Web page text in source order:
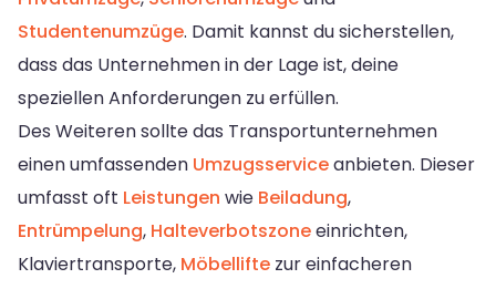
Studentenumzüge. Damit kannst du sicherstellen,
dass das Unternehmen in der Lage ist, deine
speziellen Anforderungen zu erfüllen.
Des Weiteren sollte das Transportunternehmen
einen umfassenden Umzugsserviceanbieten. Dieser
umfasst oft Leistungen wie Beiladung,
Entrümpelung, Halteverbotszoneeinrichten,
Klaviertransporte, Möbellifte zur einfacheren